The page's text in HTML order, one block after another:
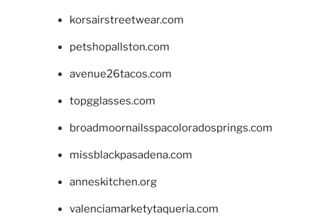
korsairstreetwear.com
petshopallston.com
avenue26tacos.com
topgglasses.com
broadmoornailsspacoloradosprings.com
missblackpasadena.com
anneskitchen.org
valenciamarketytaqueria.com